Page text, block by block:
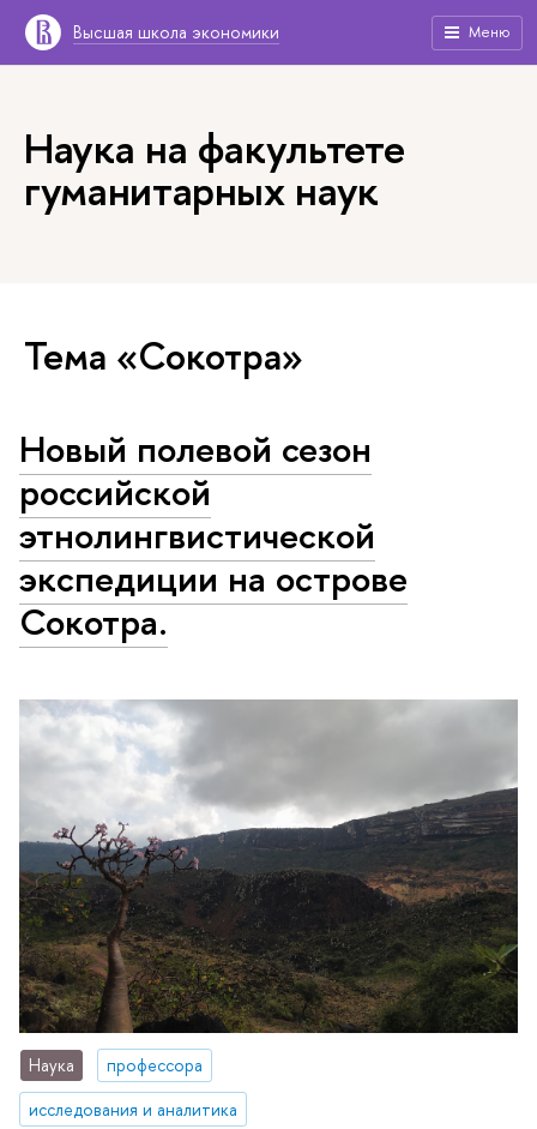
Высшая школа экономики Меню
Наука на факультете
гуманитарных наук
Тема «Сокотра»
Новый полевой сезон
российской
этнолингвистической
экспедиции на острове
Сокотра.
Наука
профессора
исследования и аналитика